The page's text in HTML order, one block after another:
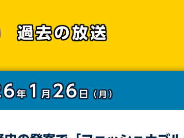
過去の放送
年1月26 日 （月）